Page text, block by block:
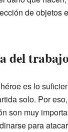
de objetos
del
es lo
solo. Por
son muy
para